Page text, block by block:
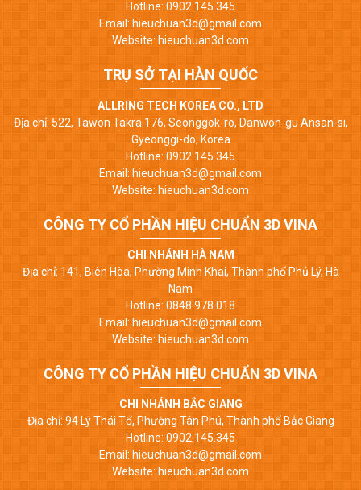
Hotline: 0902.145.345
Email: hieuchuan3d@gmail.com
Website: hieuchuan3d.com
TRỤ SỞ TẠI HÀN QUỐC
ALLRING TECH KOREA CO., LTD
Địa chỉ: 522, Tawon Takra 176, Seonggok-ro, Danwon-gu Ansan-si,
Gyeonggi-do, Korea
Hotline: 0902.145.345
Email: hieuchuan3d@gmail.com
Website: hieuchuan3d.com
CÔNG TY CỔ PHẦN HIỆU CHUẨN 3D VINA
CHI NHÁNH HÀ NAM
Địa chỉ: 141, Biên Hòa, Phường Minh Khai, Thành phố Phủ Lý, Hà
Nam
Hotline: 0848.978.018
Email: hieuchuan3d@gmail.com
Website: hieuchuan3d.com
CÔNG TY CỔ PHẦN HIỆU CHUẨN 3D VINA
CHI NHÁNH BẮC GIANG
Địa chỉ: 94 Lý Thái Tổ, Phường Tân Phú, Thành phố Bắc Giang
Hotline: 0902.145.345
Email: hieuchuan3d@gmail.com
Website: hieuchuan3d.com